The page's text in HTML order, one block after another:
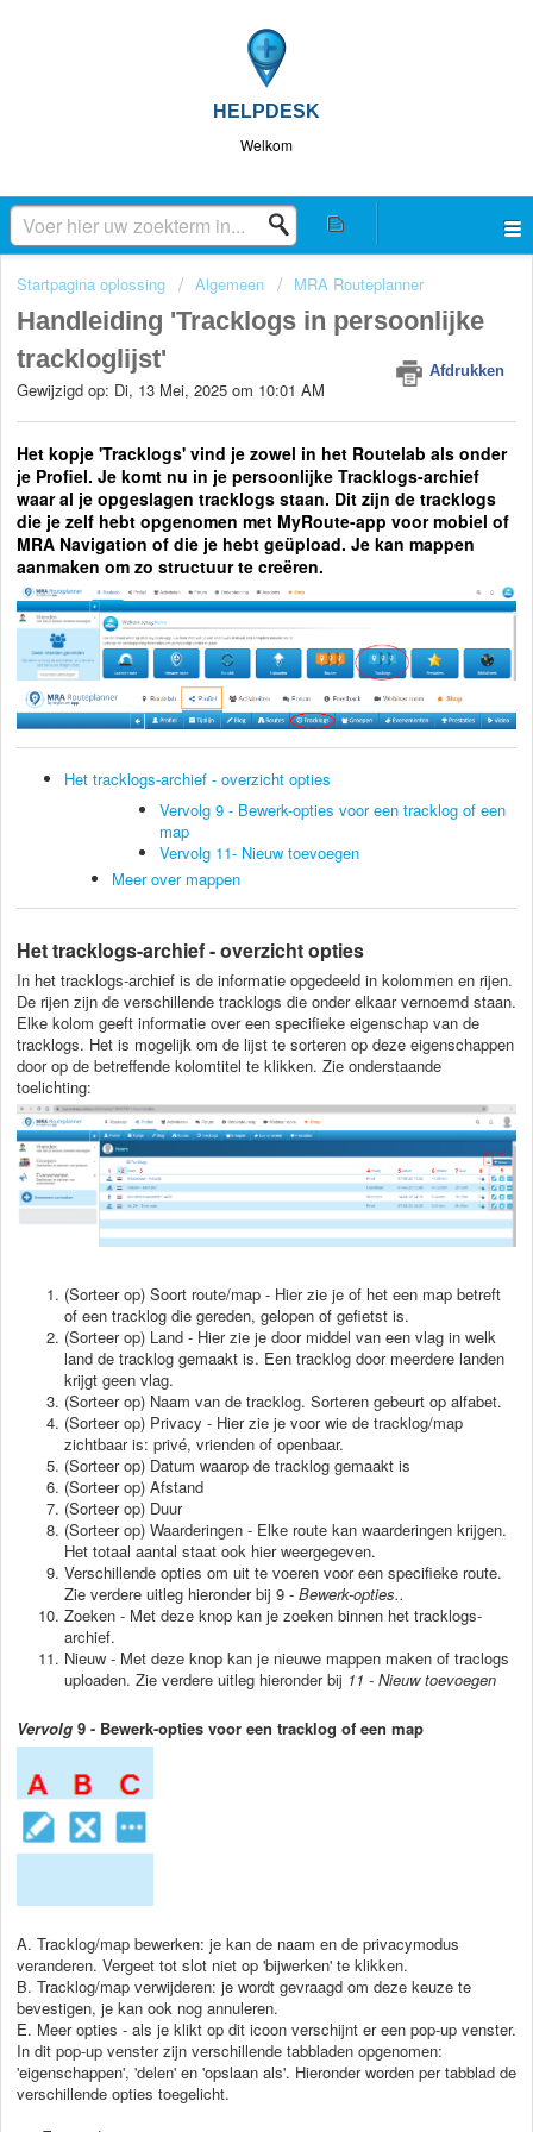
HELPDESK
Welkom
Startpagina oplossing Algemeen MRA Routeplanner
Handleiding 'Tracklogs in persoonlijke
trackloglijst'
Afdrukken
Gewijzigd op: Di, 13 Mei, 2025 om 10:01 AM
Het kopje 'Tracklogs' vind je zowel in het Routelab als onder
je Profiel. Je komt nu in je persoonlijke Tracklogs-archief
waar al je opgeslagen tracklogs staan. Dit zijn de tracklogs
die je zelf hebt opgenomen met MyRoute-app voor mobiel of
MRA Navigation of die je hebt geüpload. Je kan mappen
aanmaken om zo structuur te creëren.
Het tracklogs-archief - overzicht opties
Vervolg 9 - Bewerk-opties voor een tracklog of een
map
Vervolg 11- Nieuw toevoegen
Meer over mappen
Het tracklogs-archief - overzicht opties
In het tracklogs-archief is de informatie opgedeeld in kolommen en rijen.
De rijen zijn de verschillende tracklogs die onder elkaar vernoemd staan.
Elke kolom geeft informatie over een specifieke eigenschap van de
tracklogs. Het is mogelijk om de lijst te sorteren op deze eigenschappen
door op de betreffende kolomtitel te klikken. Zie onderstaande
toelichting:
(Sorteer op) Soort route/map - Hier zie je of het een map betreft
of een tracklog die gereden, gelopen of gefietst is.
(Sorteer op) Land - Hier zie je door middel van een vlag in welk
land de tracklog gemaakt is. Een tracklog door meerdere landen
krijgt geen vlag.
(Sorteer op) Naam van de tracklog. Sorteren gebeurt op alfabet.
(Sorteer op) Privacy - Hier zie je voor wie de tracklog/map
zichtbaar is: privé, vrienden of openbaar.
(Sorteer op) Datum waarop de tracklog gemaakt is
(Sorteer op) Afstand
(Sorteer op) Duur
(Sorteer op) Waarderingen - Elke route kan waarderingen krijgen.
Het totaal aantal staat ook hier weergegeven.
Verschillende opties om uit te voeren voor een specifieke route.
Zie verdere uitleg hieronder bij 9 - Bewerk-opties..
Zoeken - Met deze knop kan je zoeken binnen het tracklogs-
archief.
Nieuw - Met deze knop kan je nieuwe mappen maken of traclogs
uploaden. Zie verdere uitleg hieronder bij 11 - Nieuw toevoegen
Vervolg 9 - Bewerk-opties voor een tracklog of een map
A. Tracklog/map bewerken: je kan de naam en de privacymodus
veranderen. Vergeet tot slot niet op 'bijwerken' te klikken.
B. Tracklog/map verwijderen: je wordt gevraagd om deze keuze te
bevestigen, je kan ook nog annuleren.
E. Meer opties - als je klikt op dit icoon verschijnt er een pop-up venster.
In dit pop-up venster zijn verschillende tabbladen opgenomen:
'eigenschappen', 'delen' en 'opslaan als'. Hieronder worden per tabblad de
verschillende opties toegelicht.